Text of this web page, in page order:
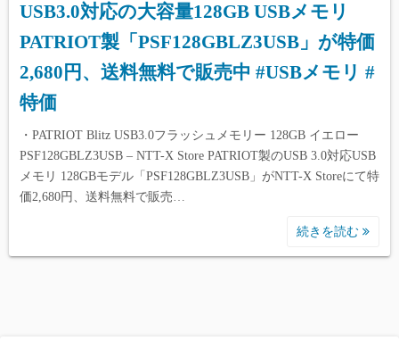
USB3.0対応の大容量128GB USBメモリ
PATRIOT製「PSF128GBLZ3USB」が特価
2,680円、送料無料で販売中 #USBメモリ #
特価
・PATRIOT Blitz USB3.0フラッシュメモリー 128GB イエロー
PSF128GBLZ3USB – NTT-X Store PATRIOT製のUSB 3.0対応USB
メモリ 128GBモデル「PSF128GBLZ3USB」がNTT-X Storeにて特
価2,680円、送料無料で販売…
続きを読む